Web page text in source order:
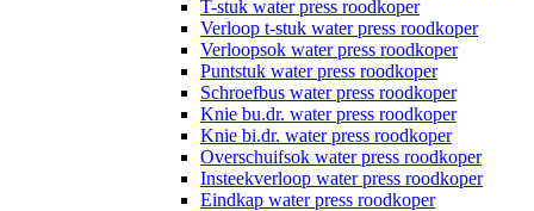
T-stuk water press roodkoper
Verloop t-stuk water press roodkoper
Verloopsok water press roodkoper
Puntstuk water press roodkoper
Schroefbus water press roodkoper
Knie bu.dr. water press roodkoper
Knie bi.dr. water press roodkoper
Overschuifsok water press roodkoper
Insteekverloop water press roodkoper
Eindkap water press roodkoper